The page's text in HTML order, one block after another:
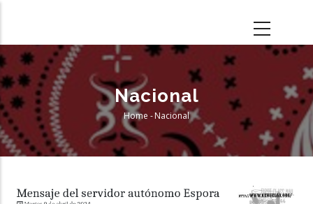
main
content
Nacional
Breadcrumb
Home -Nacional